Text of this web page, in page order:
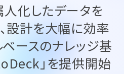
人化したデータを
設計を大幅に効率
ースのナレッジ基
」を提供開始